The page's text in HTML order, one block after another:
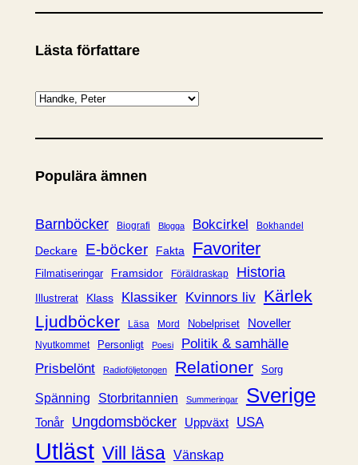
Lästa författare
K
t
g
r
Populära ämnen
Barnböcker Biografi Blogga Bokcirkel Bokhandel
Deckare E-böcker Fakta Favoriter
Filmatiseringar Framsidor Föräldraskap Historia
Illustrerat Klass Klassiker Kvinnors liv Kärlek
Ljudböcker
Läsa Mord Nobelpriset Noveller
Nyutkommet Personligt Poesi
Politik & samhälle
Prisbelönt
Radioföljetongen Relationer Sorg
Spänning Storbritannien Summeringar Sverige
Tonår Ungdomsböcker Uppväxt USA
Utläst Vill läsa Vänskap